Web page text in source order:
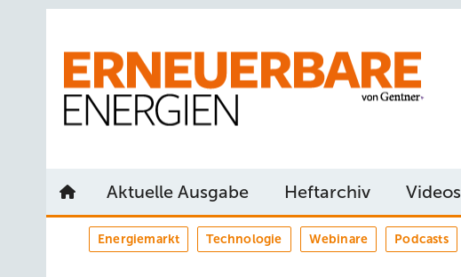
Aktuelle Ausgabe Heftarchiv Videos
Energiemarkt Technologie Webinare Podcasts